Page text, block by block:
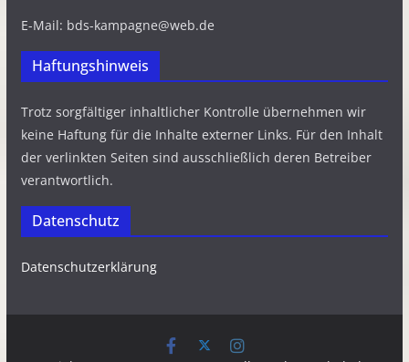
E-Mail: bds-kampagne@web.de
Haftungshinweis
Trotz sorgfältiger inhaltlicher Kontrolle übernehmen wir
keine Haftung für die Inhalte externer Links. Für den Inhalt
der verlinkten Seiten sind ausschließlich deren Betreiber
verantwortlich.
Datenschutz
Datenschutzerklärung